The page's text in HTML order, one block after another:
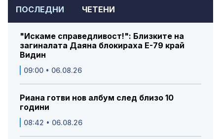
ПОСЛЕДНИ ЧЕТЕНИ
"Искаме справедливост!": Близките на
загиналата Даяна блокираха Е-79 край
Видин
09:00 • 06.08.26
Риана готви нов албум след близо 10
години
08:42 • 06.08.26